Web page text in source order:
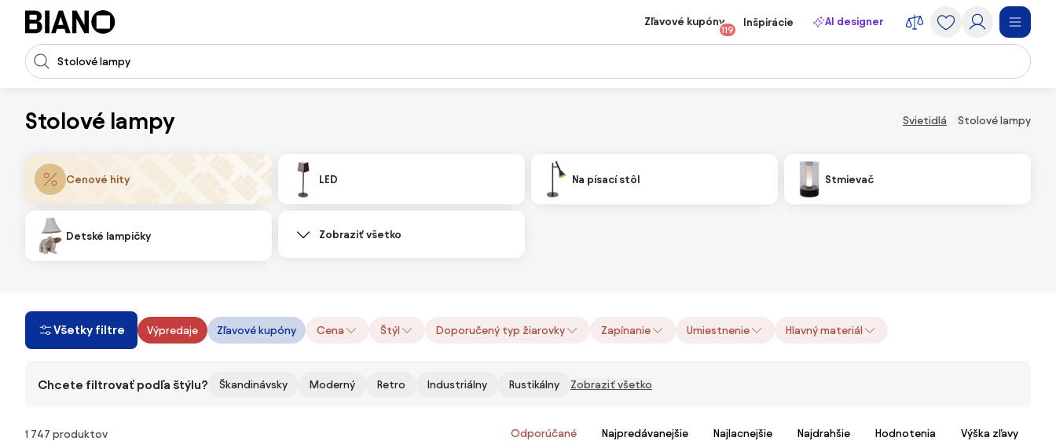
Preskočiť navigáciu, prejsť na obsah
Vstup pre vyhľadávanie
Zľavové kupóny
119
Inšpirácie AI designer
Stolové lampy Svietidlá Stolové lampy
Cenové hity LED Na písací stôl Stmievač
Detské lampičky Zobraziť všetko
Všetky filtre Výpredaje Zľavové kupóny Cena Štýl Doporučený typ žiarovky Zapínanie Umiestnenie Hlavný materiál
Chcete filtrovať podľa štýlu? Zobraziť všetko
Škandinávsky Moderný Retro Industriálny Rustikálny
Produkty
1 747 produktov Odporúčané Najpredávanejšie Najlacnejšie Najdrahšie Hodnotenia Výška zľavy